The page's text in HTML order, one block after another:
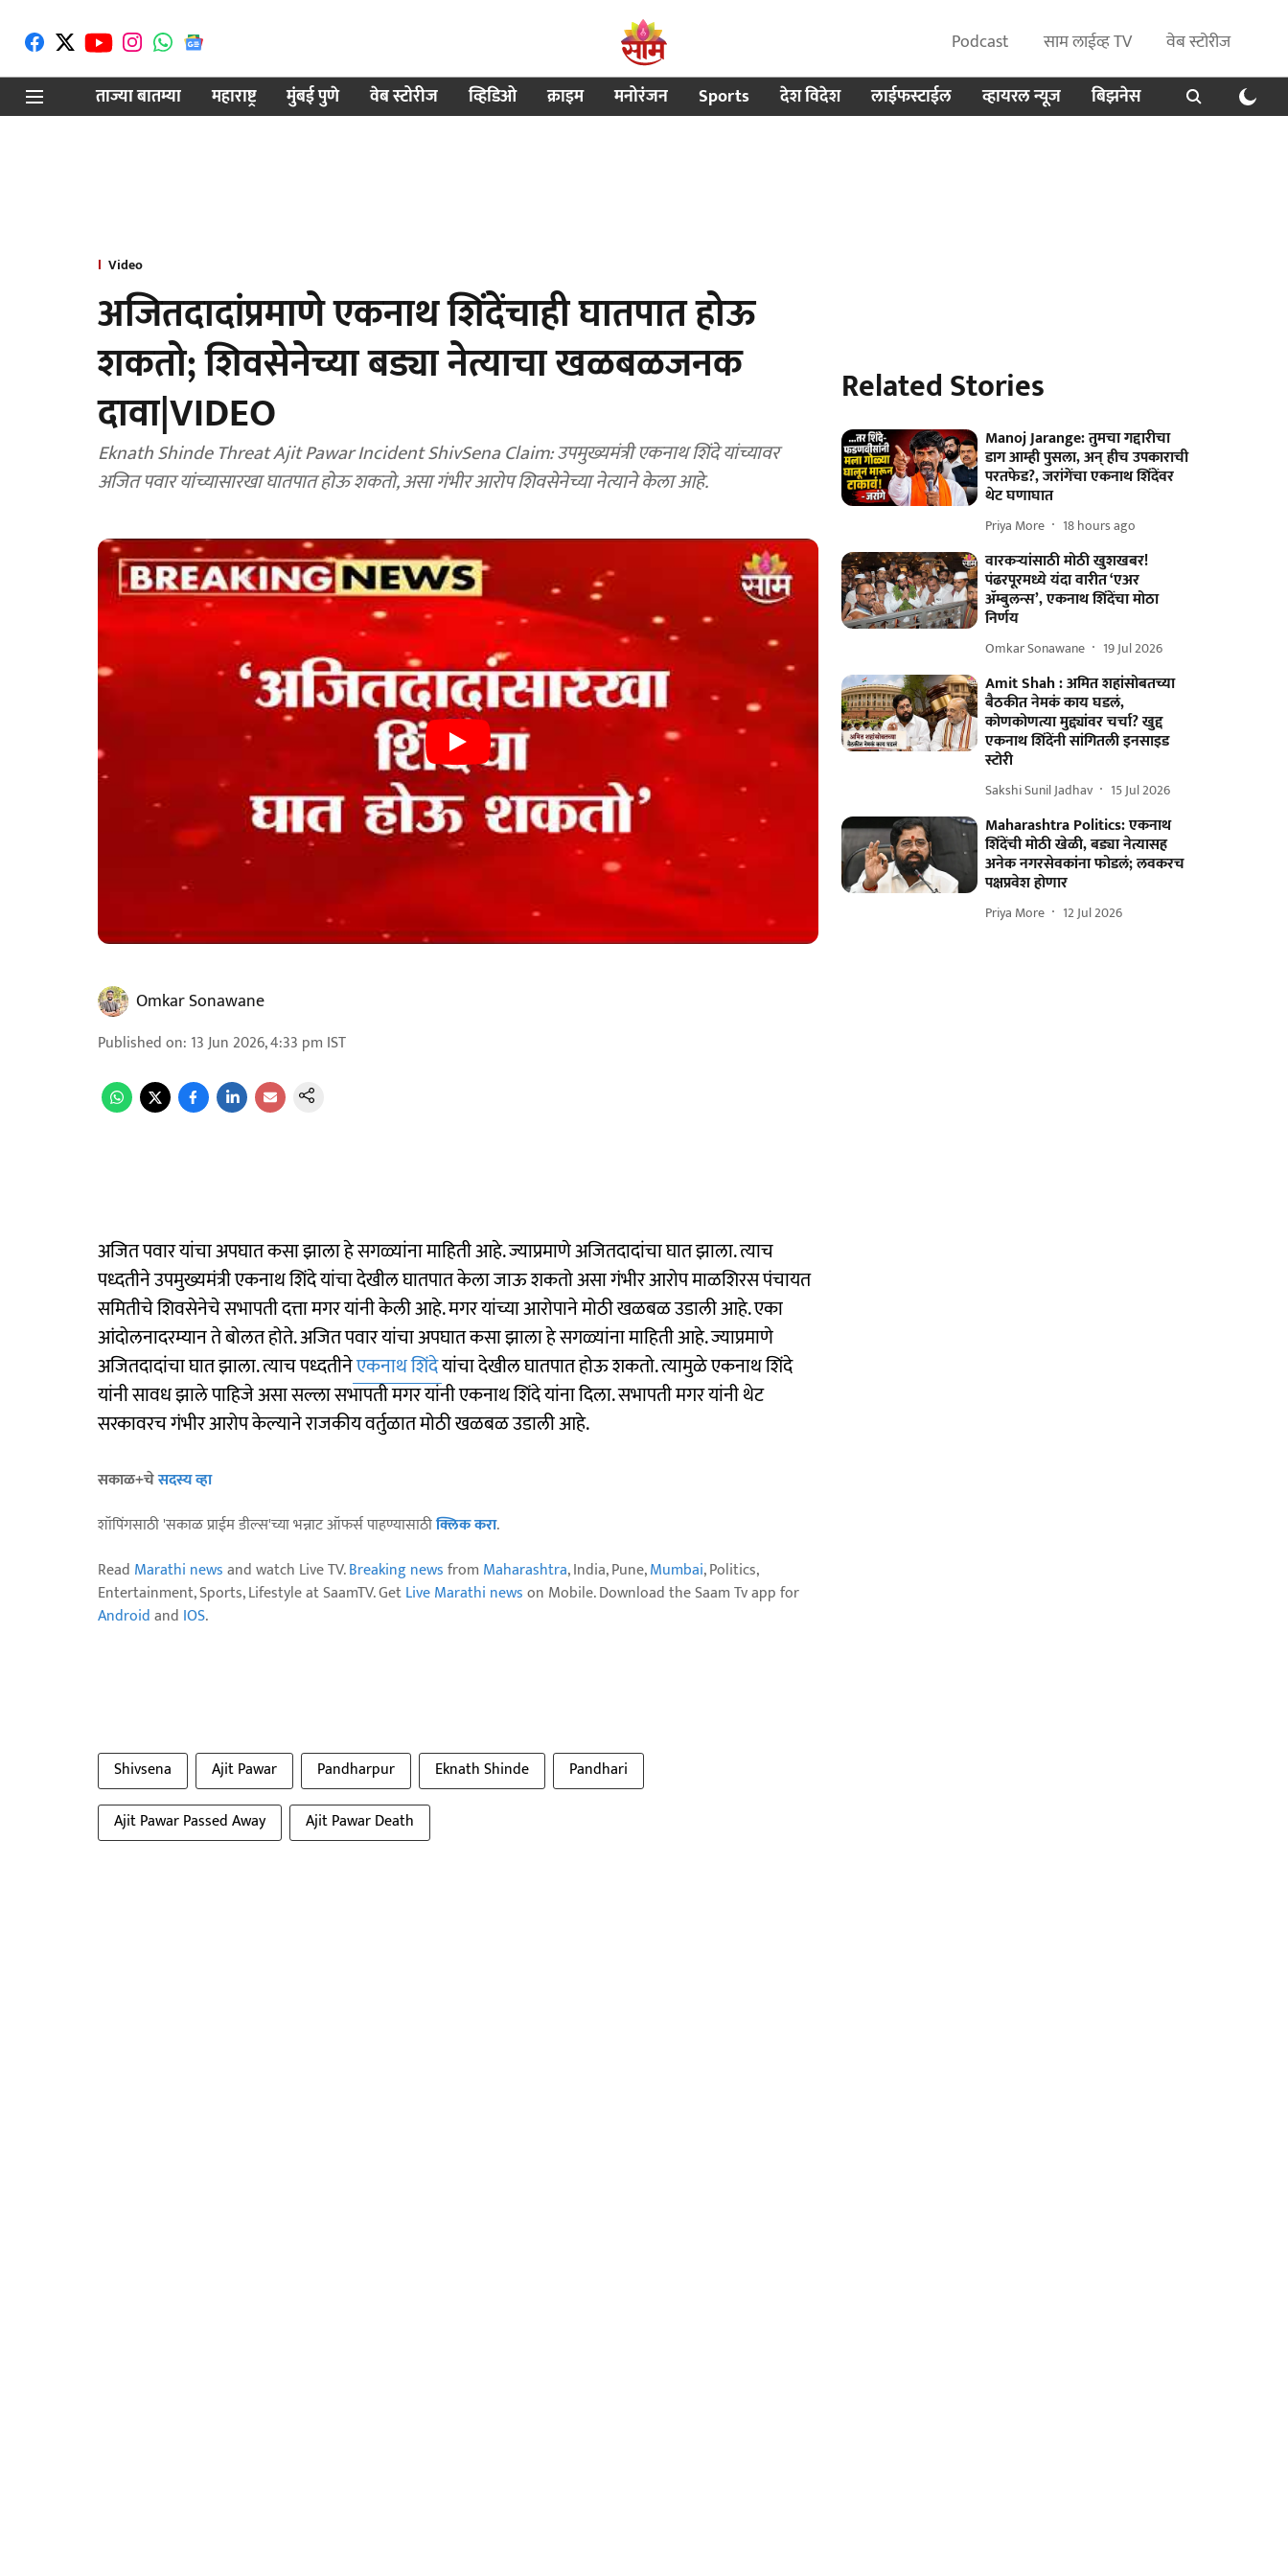
Podcast साम लाईव्ह TV
वेब स्टोरीज
ताज्या बातम्या
महाराष्ट्र मुंबई पुणे वेब स्टोरीज व्हिडिओ क्राइम मनोरंजन Sports देश विदेश लाईफस्टाईल व्हायरल न्यूज बिझनेस
Video
अजितदादांप्रमाणे एकनाथ शिंदेंचाही घातपात होऊ
शकतो; शिवसेनेच्या बड्या नेत्याचा खळबळजनक
दावा|VIDEO
Eknath Shinde Threat Ajit Pawar Incident ShivSena Claim: उपमुख्यमंत्री एकनाथ शिंदे यांच्यावर
अजित पवार यांच्यासारखा घातपात होऊ शकतो, असा गंभीर आरोप शिवसेनेच्या नेत्याने केला आहे.
Omkar Sonawane
Published on: 13 Jun 2026, 4:33 pm IST
अजित पवार यांचा अपघात कसा झाला हे सगळ्यांना माहिती आहे. ज्याप्रमाणे अजितदादांचा घात झाला. त्याच
पध्दतीने उपमुख्यमंत्री एकनाथ शिंदे यांचा देखील घातपात केला जाऊ शकतो असा गंभीर आरोप माळशिरस पंचायत
समितीचे शिवसेनेचे सभापती दत्ता मगर यांनी केली आहे. मगर यांच्या आरोपाने मोठी खळबळ उडाली आहे. एका
आंदोलनादरम्यान ते बोलत होते. अजित पवार यांचा अपघात कसा झाला हे सगळ्यांना माहिती आहे. ज्याप्रमाणे
अजितदादांचा घात झाला. त्याच पध्दतीनेएकनाथ शिंदेयांचा देखील घातपात होऊ शकतो. त्यामुळे एकनाथ शिंदे
यांनी सावध झाले पाहिजे असा सल्ला सभापती मगर यांनी एकनाथ शिंदे यांना दिला. सभापती मगर यांनी थेट
सरकावरच गंभीर आरोप केल्याने राजकीय वर्तुळात मोठी खळबळ उडाली आहे.
सकाळ+चेसदस्य व्हा
शॉपिंगसाठी 'सकाळ प्राईम डील्स'च्या भन्नाट ऑफर्स पाहण्यासाठीक्लिक करा.
Read Marathi newsand watch Live TV.Breaking newsfrom Maharashtra, India, Pune,Mumbai, Politics,
Entertainment, Sports, Lifestyle at SaamTV. GetLive Marathi newson Mobile. Download the Saam Tv app for
Androidand IOS.
Shivsena Ajit Pawar Pandharpur Eknath Shinde
Pandhari
Ajit Pawar Passed Away
Ajit Pawar Death
Related Stories
Manoj Jarange: तुमचा गद्दारीचा
डाग आम्ही पुसला, अन् हीच उपकाराची
परतफेड?, जरांगेंचा एकनाथ शिंदेंवर
थेट घणाघात
Priya More 18 hours ago
वारकऱ्यांसाठी मोठी खुशखबर!
पंढरपूरमध्ये यंदा वारीत ‘एअर
ॲम्बुलन्स’, एकनाथ शिंदेंचा मोठा
निर्णय
Omkar Sonawane 19 Jul 2026
Amit Shah : अमित शहांसोबतच्या
बैठकीत नेमकं काय घडलं,
कोणकोणत्या मुद्द्यांवर चर्चा? खुद्द
एकनाथ शिंदेंनी सांगितली इनसाइड
स्टोरी
Sakshi Sunil Jadhav 15 Jul 2026
Maharashtra Politics: एकनाथ
शिंदेंची मोठी खेळी, बड्या नेत्यासह
अनेक नगरसेवकांना फोडलं; लवकरच
पक्षप्रवेश होणार
Priya More 12 Jul 2026